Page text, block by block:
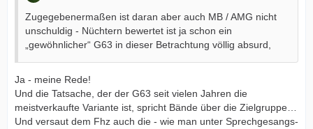
Zugegebenermaßen ist daran aber auch MB / AMG nicht
unschuldig - Nüchtern bewertet ist ja schon ein
„gewöhnlicher“ G63 in dieser Betrachtung völlig absurd,
Ja - meine Rede!
Und die Tatsache, der der G63 seit vielen Jahren die
meistverkaufte Variante ist, spricht Bände über die Zielgruppe…
Und versaut dem Fhz auch die - wie man unter Sprechgesangs-